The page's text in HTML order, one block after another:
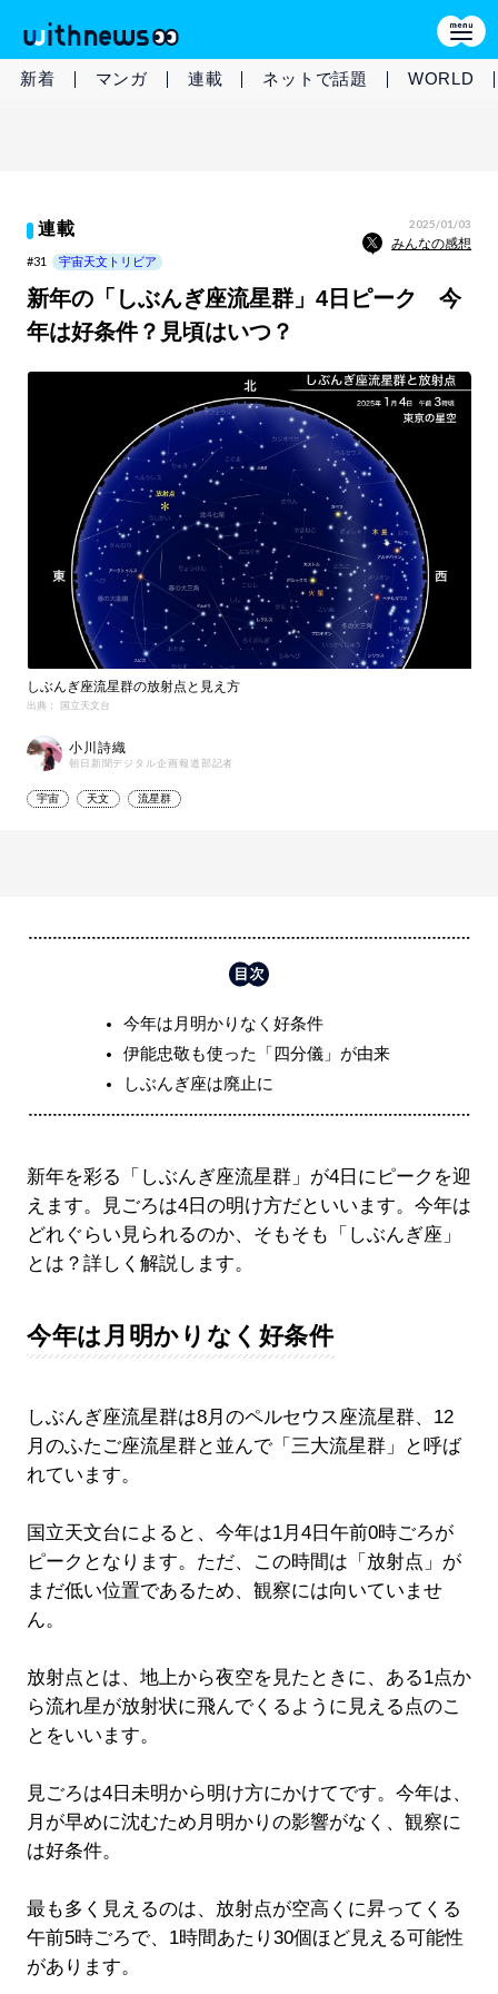
新着 マンガ 連載 ネットで話題 WORLD
連載 2025/01/03
みんなの感想
#31 宇宙天文トリビア
新年の「しぶんぎ座流星群」4日ピーク 今
年は好条件？見頃はいつ？
しぶんぎ座流星群の放射点と見え方
出典： 国立天文台
小川詩織
朝日新聞デジタル企画報道部記者
宇宙 天文 流星群
今年は月明かりなく好条件
伊能忠敬も使った「四分儀」が由来
しぶんぎ座は廃止に
新年を彩る「しぶんぎ座流星群」が4日にピークを迎
えます。見ごろは4日の明け方だといいます。今年は
どれぐらい見られるのか、そもそも「しぶんぎ座」
とは？詳しく解説します。
今年は月明かりなく好条件
しぶんぎ座流星群は8月のペルセウス座流星群、12
月のふたご座流星群と並んで「三大流星群」と呼ば
れています。
国立天文台によると、今年は1月4日午前0時ごろが
ピークとなります。ただ、この時間は「放射点」が
まだ低い位置であるため、観察には向いていませ
ん。
放射点とは、地上から夜空を見たときに、ある1点か
ら流れ星が放射状に飛んでくるように見える点のこ
とをいいます。
見ごろは4日未明から明け方にかけてです。今年は、
月が早めに沈むため月明かりの影響がなく、観察に
は好条件。
最も多く見えるのは、放射点が空高くに昇ってくる
午前5時ごろで、1時間あたり30個ほど見える可能性
があります。